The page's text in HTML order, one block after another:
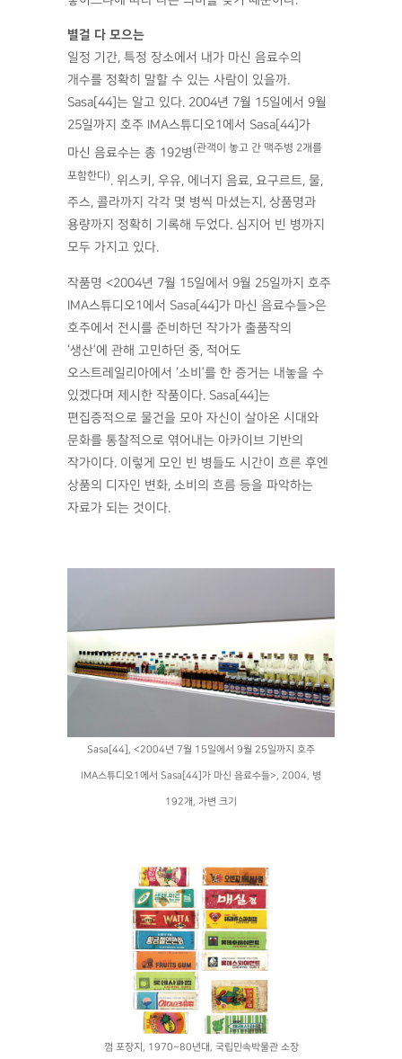
별걸 다 모으는
일정 기간, 특정 장소에서 내가 마신 음료수의
개수를 정확히 말할 수 있는 사람이 있을까.
Sasa[44]는 알고 있다. 2004년 7월 15일에서 9월
25일까지 호주 IMA스튜디오1에서 Sasa[44]가
마신 음료수는 총 192병(관객이 놓고 간 맥주병 2개를
포함한다). 위스키, 우유, 에너지 음료, 요구르트, 물,
주스, 콜라까지 각각 몇 병씩 마셨는지, 상품명과
용량까지 정확히 기록해 두었다. 심지어 빈 병까지
모두 가지고 있다.
작품명 <2004년 7월 15일에서 9월 25일까지 호주
IMA스튜디오1에서 Sasa[44]가 마신 음료수들>은
호주에서 전시를 준비하던 작가가 출품작의
‘생산’에 관해 고민하던 중, 적어도
오스트레일리아에서 ‘소비’를 한 증거는 내놓을 수
있겠다며 제시한 작품이다. Sasa[44]는
편집증적으로 물건을 모아 자신이 살아온 시대와
문화를 통찰적으로 엮어내는 아카이브 기반의
작가이다. 이렇게 모인 빈 병들도 시간이 흐른 후엔
상품의 디자인 변화, 소비의 흐름 등을 파악하는
자료가 되는 것이다.
Sasa[44], <2004년 7월 15일에서 9월 25일까지 호주
IMA스튜디오1에서 Sasa[44]가 마신 음료수들>, 2004, 병
192개, 가변 크기
껌 포장지, 1970~80년대, 국립민속박물관 소장